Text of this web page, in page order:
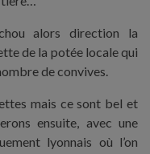
alors direction la
de la potée locale qui
de convives.
mais ce sont bel et
ensuite, avec une
lyonnais où l’on